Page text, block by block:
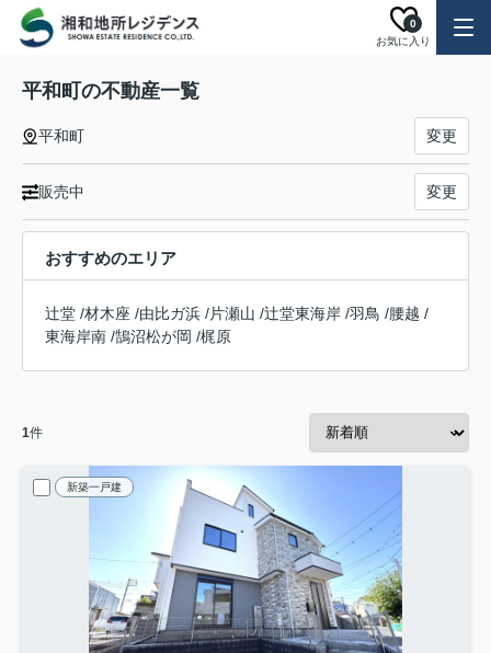
お気に入り
0
平和町の不動産一覧
平和町 変更
販売中 変更
おすすめのエリア
辻堂 /材木座 /由比ガ浜 /片瀬山 /辻堂東海岸 /羽鳥 /腰越 /
東海岸南 /鵠沼松が岡 /梶原
1件
新築一戸建